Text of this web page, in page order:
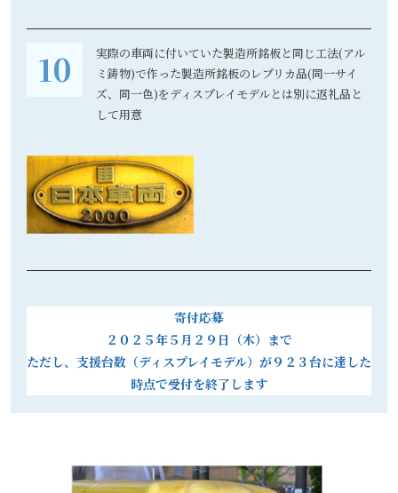
実際の車両に付いていた製造所銘板と同じ工法(アル
ミ鋳物)で作った製造所銘板のレプリカ品(同一サイ
ズ、同一色)をディスプレイモデルとは別に返礼品と
して用意
寄付応募
２０２５年５月２９日（木）まで
ただし、支援台数（ディスプレイモデル）が９２３台に達した
時点で受付を終了します